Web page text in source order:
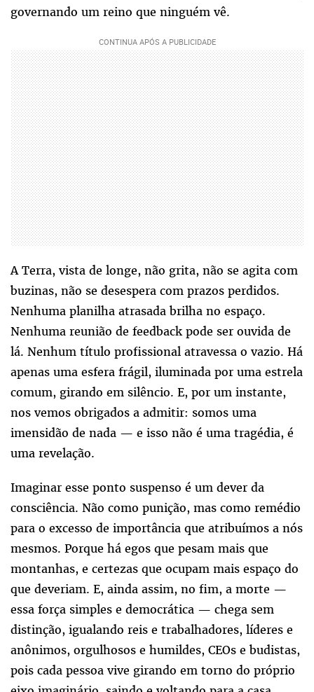
governando um reino que ninguém vê.
A Terra, vista de longe, não grita, não se agita com
buzinas, não se desespera com prazos perdidos.
Nenhuma planilha atrasada brilha no espaço.
Nenhuma reunião de feedback pode ser ouvida de
lá. Nenhum título profissional atravessa o vazio. Há
apenas uma esfera frágil, iluminada por uma estrela
comum, girando em silêncio. E, por um instante,
nos vemos obrigados a admitir: somos uma
imensidão de nada — e isso não é uma tragédia, é
uma revelação.
Imaginar esse ponto suspenso é um dever da
consciência. Não como punição, mas como remédio
para o excesso de importância que atribuímos a nós
mesmos. Porque há egos que pesam mais que
montanhas, e certezas que ocupam mais espaço do
que deveriam. E, ainda assim, no fim, a morte —
essa força simples e democrática — chega sem
distinção, igualando reis e trabalhadores, líderes e
anônimos, orgulhosos e humildes, CEOs e budistas,
pois cada pessoa vive girando em torno do próprio